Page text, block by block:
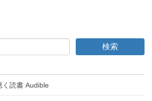
く読書 Audible